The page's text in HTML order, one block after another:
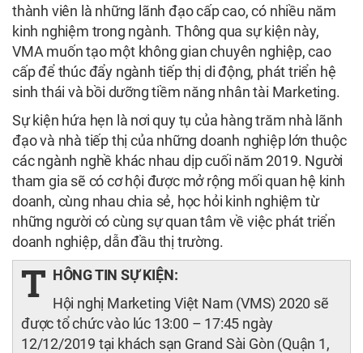
thành viên là những lãnh đạo cấp cao, có nhiều năm
kinh nghiệm trong ngành. Thông qua sự kiện này,
VMA muốn tạo một không gian chuyên nghiệp, cao
cấp để thúc đẩy ngành tiếp thị di động, phát triển hệ
sinh thái và bồi dưỡng tiềm năng nhân tài Marketing.
Sự kiện hứa hẹn là nơi quy tụ của hàng trăm nhà lãnh
đạo và nhà tiếp thị của những doanh nghiệp lớn thuộc
các ngành nghề khác nhau dịp cuối năm 2019. Người
tham gia sẽ có cơ hội được mở rộng mối quan hệ kinh
doanh, cùng nhau chia sẻ, học hỏi kinh nghiệm từ
những người có cùng sự quan tâm về việc phát triển
doanh nghiệp, dẫn đầu thị trường.
T HÔNG TIN SỰ KIỆN:
Hội nghị Marketing Việt Nam (VMS) 2020 sẽ
được tổ chức vào lúc 13:00 – 17:45 ngày
12/12/2019 tại khách sạn Grand Sài Gòn (Quận 1,